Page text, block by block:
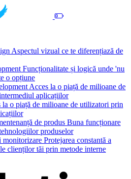
Aspectul vizual ce te diferențiază de
Funcționalitate și logică unde 'nu
o opțiune
Acces la o piață de milioane de
aplicațiilor
la o piață de milioane de utilizatori prin
de produs Buna funcționare
produselor
monitorizare Protejarea constantă a
clienților tăi prin metode interne